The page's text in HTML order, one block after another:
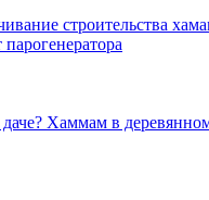
строительства
Хаммам в